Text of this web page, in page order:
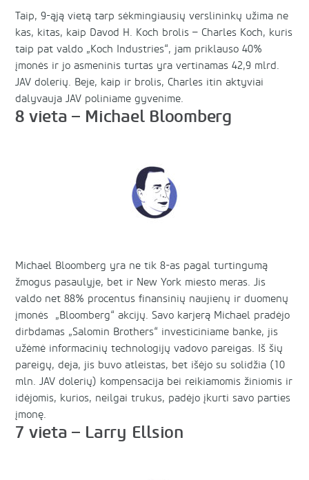
Taip, 9-ąją vietą tarp sėkmingiausių verslininkų užima ne
kas, kitas, kaip Davod H. Koch brolis – Charles Koch, kuris
taip pat valdo „Koch Industries“, jam priklauso 40%
įmonės ir jo asmeninis turtas yra vertinamas 42,9 mlrd.
JAV dolerių. Beje, kaip ir brolis, Charles itin aktyviai
dalyvauja JAV poliniame gyvenime.
8 vieta – Michael Bloomberg
Michael Bloomberg yra ne tik 8-as pagal turtingumą
žmogus pasaulyje, bet ir New York miesto meras. Jis
valdo net 88% procentus finansinių naujienų ir duomenų
įmonės „Bloomberg“ akcijų. Savo karjerą Michael pradėjo
dirbdamas „Salomin Brothers“ investiciniame banke, jis
užėmė informacinių technologijų vadovo pareigas. Iš šių
pareigų, deja, jis buvo atleistas, bet išėjo su solidžia (10
mln. JAV dolerių) kompensacija bei reikiamomis žiniomis ir
idėjomis, kurios, neilgai trukus, padėjo įkurti savo parties
įmonę.
7 vieta – Larry Ellsion